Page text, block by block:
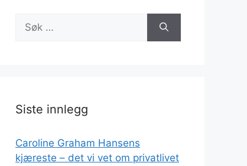
Søk
etter:
Siste innlegg
Caroline Graham Hansens
kjæreste – det vi vet om privatlivet